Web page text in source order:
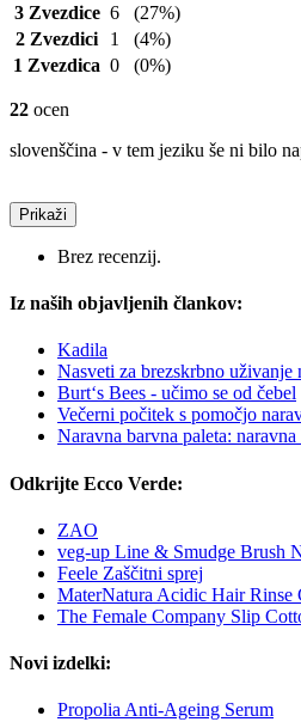
3 Zvezdice 6
(27%)
2 Zvezdici
1
(4%)
1 Zvezdica 0 (0%)
22 ocen
slovenščina - v tem jeziku še ni bilo
Prikaži
Brez recenzij.
Iz naših objavljenih člankov:
Kadila
Nasveti za brezskrbno uživanje
Burt‘s Bees - učimo se od čebel
Večerni počitek s pomočjo
Naravna barvna paleta:
Odkrijte Ecco Verde:
ZAO
veg-up Line & Smudge Brush
Feele Zaščitni sprej
MaterNatura Acidic Hair Rinse
The Female Company Slip
Novi izdelki:
Propolia Anti-Ageing Serum